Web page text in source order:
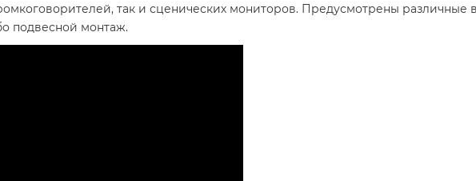
так и сценических мониторов. Предусмотрены различные
подвесной монтаж.